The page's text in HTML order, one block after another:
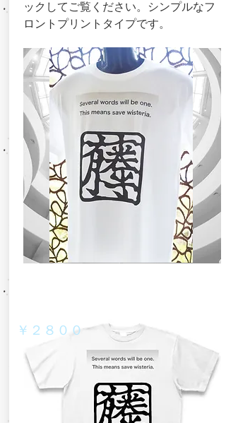
ックしてご覧ください。シンプルなフ
ロントプリントタイプです。
​￥２８００